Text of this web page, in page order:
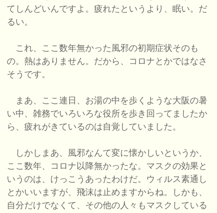
てしんどいんですよ。疲れたというより、眠い。だ
るい。
これ、ここ数年無かった風邪の初期症状そのも
の。熱はありません。だから、コロナとかではなさ
そうです。
まあ、ここ連日、お湯の中を歩くような大阪の暑
い中、雑務でいろいろな役所を歩き回ってましたか
ら、疲れがきているのは自覚していました。
しかしまあ、風邪なんて変に懐かしいというか、
ここ数年、コロナ以降無かったな。マスクの効果と
いうのは、けっこうあったわけだ。ウィルス素通し
とかいいますが、飛沫は止めますからね。しかも、
自分だけでなくて、その他の人々もマスクしている